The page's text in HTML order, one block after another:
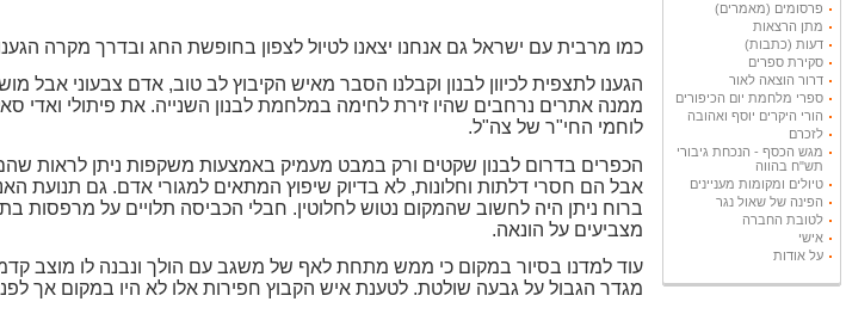
פרסומים (מאמרים)
מתן הרצאות
דעות (כתבות)
סקירת ספרים
דרור הוצאה לאור
ספרי מלחמת יום הכיפורים
הורי היקרים יוסף ואהובה
לזכרם
מגש הכסף - הנכחת גיבורי
תש"ח בהווה
טיולים ומקומות מעניינים
הפינה של שאול נגר
לטובת החברה
אישי
על אודות
כמו מרבית עם ישראל גם אנחנו יצאנו לטיול לצפון בחופשת החג ובדרך מקרה
הגענו לתצפית לכיוון לבנון וקבלנו הסבר מאיש הקיבוץ לב טוב, אדם צבעוני אבל
לוחמי החי"ר של צה"ל.
הכפרים בדרום לבנון שקטים ורק במבט מעמיק באמצעות משקפות ניתן לראות
אבל הם חסרי דלתות וחלונות, לא בדיוק שיפוץ המתאים למגורי אדם. גם תנועת
ברוח ניתן היה לחשוב שהמקום נטוש לחלוטין. חבלי הכביסה תלויים על
מצביעים על הונאה.
עוד למדנו בסיור במקום כי ממש מתחת לאף של משגב עם הולך ונבנה לו מוצב
מגדר הגבול על גבעה שולטת. לטענת איש הקבוץ חפירות אלו לא היו במקום אך